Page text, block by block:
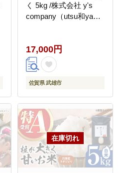
く 5kg /株式会社 y's
company（utsu和ya）
17,000円
佐賀県 武雄市